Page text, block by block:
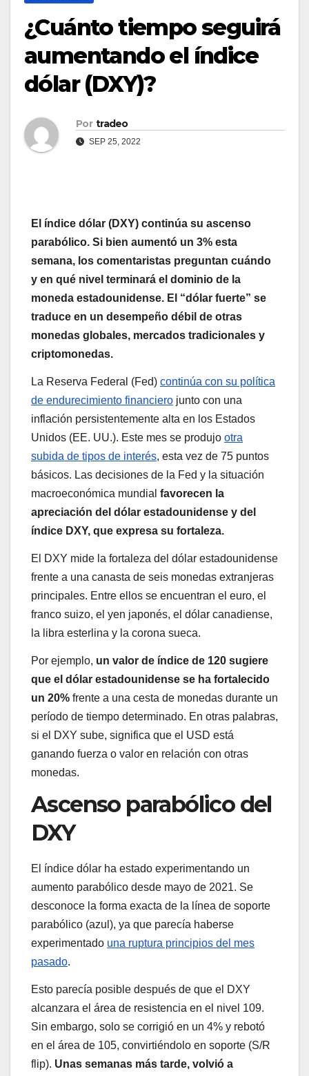
¿Cuánto tiempo seguirá
aumentando el índice
dólar (DXY)?
Por tradeo
SEP 25, 2022
El índice dólar (DXY) continúa su ascenso
parabólico. Si bien aumentó un 3% esta
semana, los comentaristas preguntan cuándo
y en qué nivel terminará el dominio de la
moneda estadounidense. El “dólar fuerte” se
traduce en un desempeño débil de otras
monedas globales, mercados tradicionales y
criptomonedas.
La Reserva Federal (Fed) continúa con su política
de endurecimiento financiero junto con una
inflación persistentemente alta en los Estados
Unidos (EE. UU.). Este mes se produjo otra
subida de tipos de interés, esta vez de 75 puntos
básicos. Las decisiones de la Fed y la situación
macroeconómica mundial favorecen la
apreciación del dólar estadounidense y del
índice DXY, que expresa su fortaleza.
El DXY mide la fortaleza del dólar estadounidense
frente a una canasta de seis monedas extranjeras
principales. Entre ellos se encuentran el euro, el
franco suizo, el yen japonés, el dólar canadiense,
la libra esterlina y la corona sueca.
Por ejemplo, un valor de índice de 120 sugiere
que el dólar estadounidense se ha fortalecido
un 20% frente a una cesta de monedas durante un
período de tiempo determinado. En otras palabras,
si el DXY sube, significa que el USD está
ganando fuerza o valor en relación con otras
monedas.
Ascenso parabólico del
DXY
El índice dólar ha estado experimentando un
aumento parabólico desde mayo de 2021. Se
desconoce la forma exacta de la línea de soporte
parabólico (azul), ya que parecía haberse
experimentado una ruptura principios del mes
pasado.
Esto parecía posible después de que el DXY
alcanzara el área de resistencia en el nivel 109.
Sin embargo, solo se corrigió en un 4% y rebotó
en el área de 105, convirtiéndolo en soporte (S/R
flip). Unas semanas más tarde, volvió a